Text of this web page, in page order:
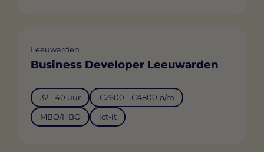
Leeuwarden
Business Developer Leeuwarden
32 - 40 uur €2600 - €4800 p/m
MBO/HBO ict-it